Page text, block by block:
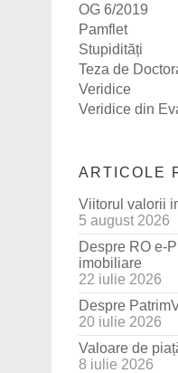
OG 6/2019
Pamflet
Stupidități
Teza de
Veridice
Veridice din
ARTICOLE
Viitorul valorii
5 august 2026
Despre RO e-
imobiliare
22 iulie 2026
Despre
20 iulie 2026
Valoare de
8 iulie 2026